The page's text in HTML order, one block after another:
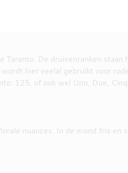
De druivenranken staan
hier veelal gebruikt voor
125, of ook wel Uno, Due,
nuances. In de mond fris en